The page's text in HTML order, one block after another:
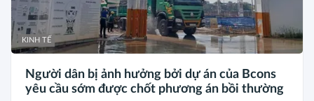
KINH TẾ
Người dân bị ảnh hưởng bởi dự án của Bcons
yêu cầu sớm được chốt phương án bồi thường